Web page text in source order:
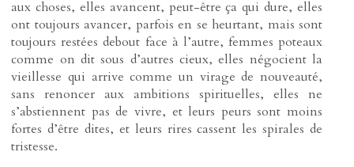
aux choses, elles avancent, peut-être ça qui dure, elles
ont toujours avancer, parfois en se heurtant, mais sont
toujours restées debout face à l’autre, femmes poteaux
comme on dit sous d’autres cieux, elles négocient la
vieillesse qui arrive comme un virage de nouveauté,
sans renoncer aux ambitions spirituelles, elles ne
s’abstiennent pas de vivre, et leurs peurs sont moins
fortes d’être dites, et leurs rires cassent les spirales de
tristesse.